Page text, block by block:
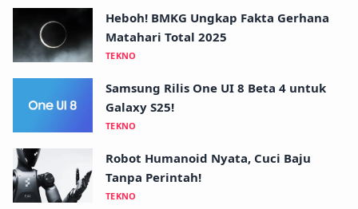
Heboh! BMKG Ungkap Fakta Gerhana
Matahari Total 2025
TEKNO
Samsung Rilis One UI 8 Beta 4 untuk
Galaxy S25!
TEKNO
Robot Humanoid Nyata, Cuci Baju
Tanpa Perintah!
TEKNO